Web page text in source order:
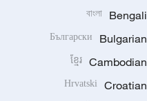
Bengali
বাংলা
Bulgarian
Български
Cambodian
ខ្មែរ
Croatian
Hrvatski